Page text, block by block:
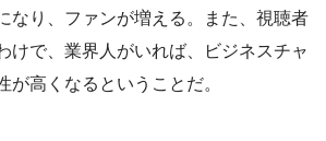
なり、ファンが増える。また、視聴者
けで、業界人がいれば、ビジネスチャ
が高くなるということだ。